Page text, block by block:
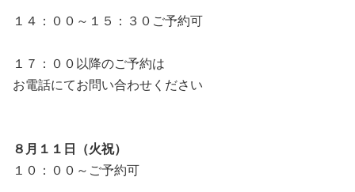
１４：００～１５：３０ご予約可
１７：００以降のご予約は
お電話にてお問い合わせください
８月１１日（火祝）
１０：００～ご予約可